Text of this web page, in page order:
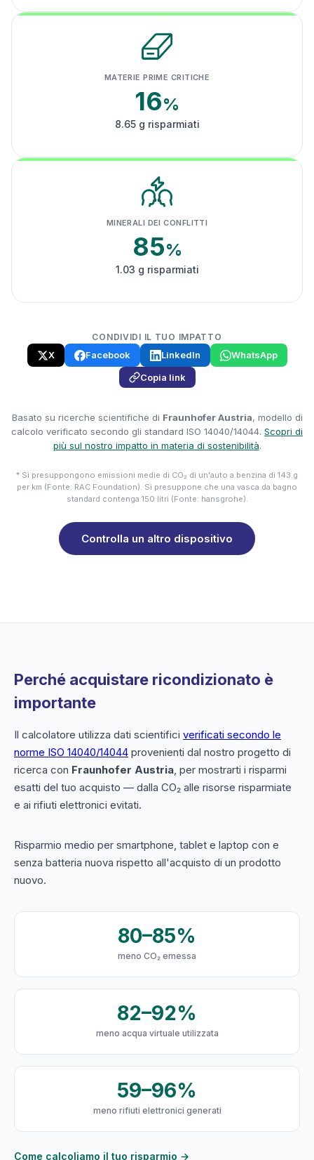
MATERIE PRIME CRITICHE
16%
8.65 g risparmiati
MINERALI DEI CONFLITTI
85%
1.03 g risparmiati
CONDIVIDI IL TUO IMPATTO
X Facebook LinkedIn
WhatsApp
Copia link
Basato su ricerche scientifiche di Fraunhofer Austria, modello di
calcolo verificato secondo gli standard ISO 14040/14044. Scopri di
più sul nostro impatto in materia di sostenibilità.
* Si presuppongono emissioni medie di CO₂ di un'auto a benzina di 143 g
per km (Fonte: RAC Foundation). Si presuppone che una vasca da bagno
standard contenga 150 litri (Fonte: hansgrohe).
Controlla un altro dispositivo
Perché acquistare ricondizionato è
importante
Il calcolatore utilizza dati scientifici verificati secondo le
norme ISO 14040/14044 provenienti dal nostro progetto di
ricerca con Fraunhofer Austria, per mostrarti i risparmi
esatti del tuo acquisto — dalla CO₂ alle risorse risparmiate
e ai rifiuti elettronici evitati.
Risparmio medio per smartphone, tablet e laptop con e
senza batteria nuova rispetto all'acquisto di un prodotto
nuovo.
80–85%
meno CO₂ emessa
82–92%
meno acqua virtuale utilizzata
59–96%
meno rifiuti elettronici generati
Come calcoliamo il tuo risparmio →